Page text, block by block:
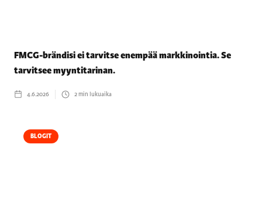
FMCG-brändisi ei tarvitse enempää markkinointia. Se
tarvitsee myyntitarinan.
4.6.2026 2min lukuaika
BLOGIT